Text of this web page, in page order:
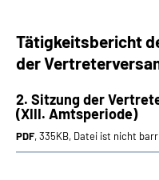
Tätigkeitsbericht
der
2. Sitzung der
(XIII. Amtsperiode)
PDF, 335KB, Datei ist nicht